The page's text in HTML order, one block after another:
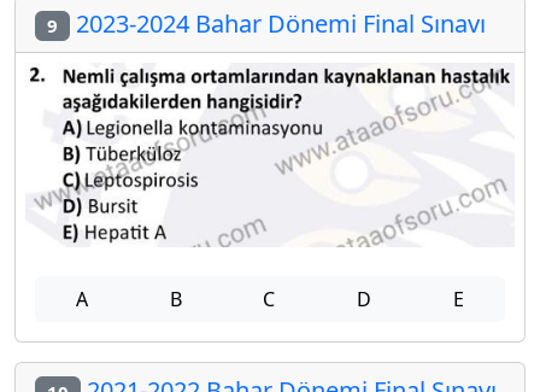
9 2023-2024 Bahar Dönemi Final Sınavı
A B C D E